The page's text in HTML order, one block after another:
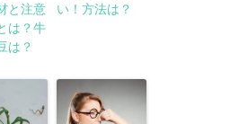
と注意
は？牛
は？
い！方法は？